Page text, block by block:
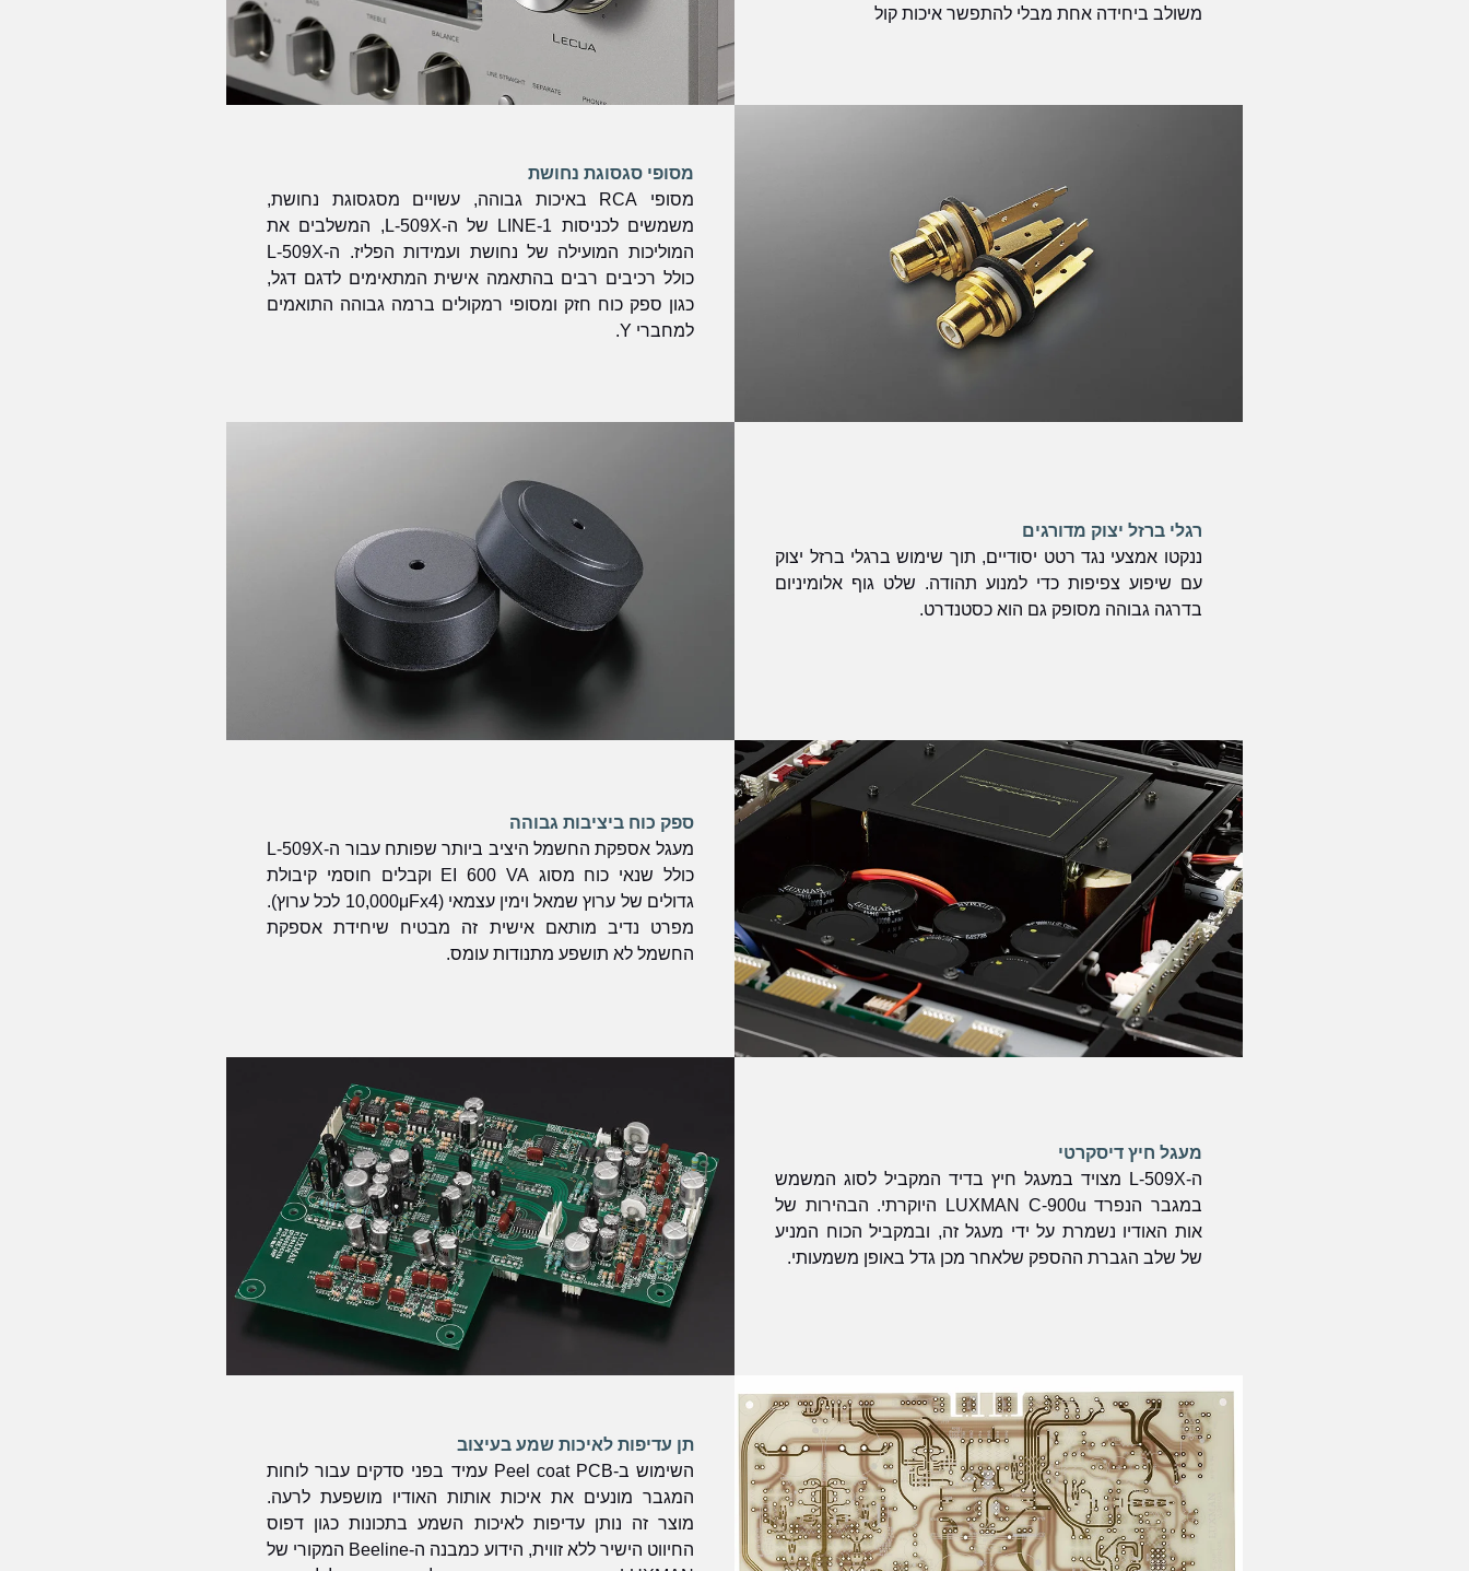
משולב ביחידה אחת מבלי להתפשר איכות קול
מסופי סגסוגת נחושת
מסופי RCA באיכות גבוהה, עשויים מסגסוגת נחושת,
משמשים לכניסות LINE-1 של ה-L-509X, המשלבים את
המוליכות המועילה של נחושת ועמידות הפליז. ה-L-509X
כולל רכיבים רבים בהתאמה אישית המתאימים לדגם דגל,
כגון ספק כוח חזק ומסופי רמקולים ברמה גבוהה התואמים
למחברי Y.
רגלי ברזל יצוק מדורגים
ננקטו אמצעי נגד רטט יסודיים, תוך שימוש ברגלי ברזל יצוק
עם שיפוע צפיפות כדי למנוע תהודה. שלט גוף אלומיניום
בדרגה גבוהה מסופק גם הוא כסטנדרט.
ספק כוח ביציבות גבוהה
מעגל אספקת החשמל היציב ביותר שפותח עבור ה-L-509X
כולל שנאי כוח מסוג EI 600 VA וקבלים חוסמי קיבולת
גדולים של ערוץ שמאל וימין עצמאי (10,000μFx4 לכל ערוץ).
מפרט נדיב מותאם אישית זה מבטיח שיחידת אספקת
החשמל לא תושפע מתנודות עומס.
מעגל חיץ דיסקרטי
ה-L-509X מצויד במעגל חיץ בדיד המקביל לסוג המשמש
במגבר הנפרד LUXMAN C-900u היוקרתי. הבהירות של
אות האודיו נשמרת על ידי מעגל זה, ובמקביל הכוח המניע
של שלב הגברת ההספק שלאחר מכן גדל באופן משמעותי.
תן עדיפות לאיכות שמע בעיצוב
השימוש ב-Peel coat PCB עמיד בפני סדקים עבור לוחות
המגבר מונעים את איכות אותות האודיו מושפעת לרעה.
מוצר זה נותן עדיפות לאיכות השמע בתכונות כגון דפוס
החיווט הישיר ללא זווית, הידוע כמבנה ה-Beeline המקורי של